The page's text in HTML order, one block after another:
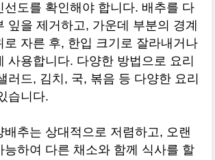
선도를 확인해야 합니다. 배추를 다
잎을 제거하고, 가운데 부분의 경계
로 자른 후, 한입 크기로 잘라내거나
사용합니다. 다양한 방법으로 요리
러드, 김치, 국, 볶음 등 다양한 요리
습니다.
배추는 상대적으로 저렴하고, 오랜
능하여 다른 채소와 함께 식사를 할